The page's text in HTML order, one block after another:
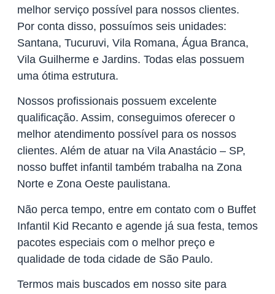
melhor serviço possível para nossos clientes.
Por conta disso, possuímos seis unidades:
Santana, Tucuruvi, Vila Romana, Água Branca,
Vila Guilherme e Jardins. Todas elas possuem
uma ótima estrutura.
Nossos profissionais possuem excelente
qualificação. Assim, conseguimos oferecer o
melhor atendimento possível para os nossos
clientes. Além de atuar na Vila Anastácio – SP,
nosso buffet infantil também trabalha na Zona
Norte e Zona Oeste paulistana.
Não perca tempo, entre em contato com o Buffet
Infantil Kid Recanto e agende já sua festa, temos
pacotes especiais com o melhor preço e
qualidade de toda cidade de São Paulo.
Termos mais buscados em nosso site para